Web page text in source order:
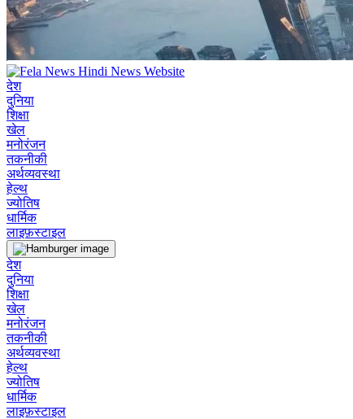
देश
दुनिया
शिक्षा
खेल
मनोरंजन
तकनीकी
अर्थव्यवस्था
हेल्थ
ज्योतिष
धार्मिक
लाइफ़स्टाइल
देश
दुनिया
शिक्षा
खेल
मनोरंजन
तकनीकी
अर्थव्यवस्था
हेल्थ
ज्योतिष
धार्मिक
लाइफ़स्टाइल